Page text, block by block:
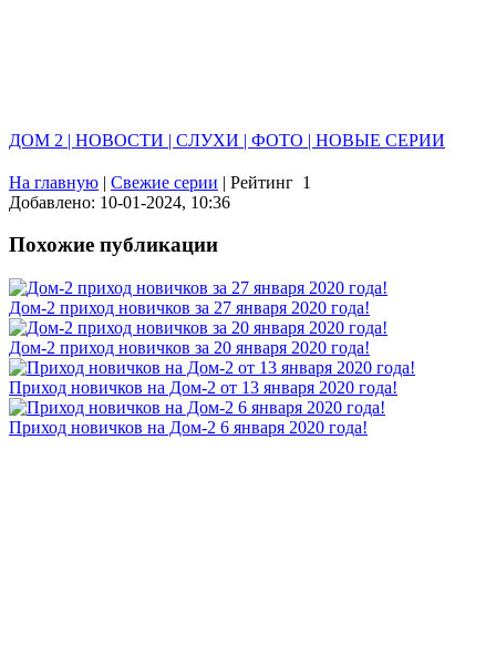
ДОМ 2 | НОВОСТИ | СЛУХИ | ФОТО | НОВЫЕ СЕРИИ
На главную | Свежие серии | Рейтинг 1
Добавлено: 10-01-2024, 10:36
Похожие публикации
Дом-2 приход новичков за 27 января 2020 года!
Дом-2 приход новичков за 20 января 2020 года!
Приход новичков на Дом-2 от 13 января 2020 года!
Приход новичков на Дом-2 6 января 2020 года!